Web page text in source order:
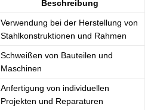
Beschreibung
Verwendung bei der Herstellung von
Stahlkonstruktionen und Rahmen
Schweißen von Bauteilen und
Maschinen
Anfertigung von individuellen
Projekten und Reparaturen